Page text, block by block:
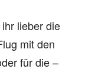
lieber die
mit den
für die –